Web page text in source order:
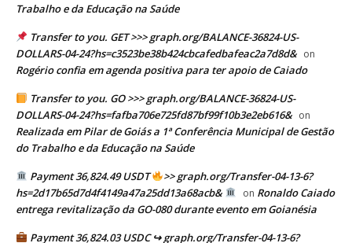
Trabalho e da Educação na Saúde
Transfer to you. GET >>> graph.org/BALANCE-36824-US-
DOLLARS-04-24?hs=c3523be38b424cbcafedbafeac2a7d8d& on
Rogério confia em agenda positiva para ter apoio de Caiado
Transfer to you. GO >>> graph.org/BALANCE-36824-US-
DOLLARS-04-24?hs=fafba706e725fd87bf99f10b3e2eb616& on
Realizada em Pilar de Goiás a 1ª Conferência Municipal de Gestão
do Trabalho e da Educação na Saúde
Payment 36,824.49 USDT
>> graph.org/Transfer-04-13-6?
hs=2d17b65d7d4f4149a47a25dd13a68acb&
on Ronaldo Caiado
entrega revitalização da GO-080 durante evento em Goianésia
Payment 36,824.03 USDC ↪ graph.org/Transfer-04-13-6?